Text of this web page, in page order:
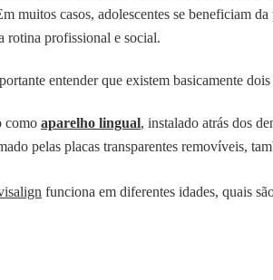
muitos casos, adolescentes se beneficiam
rotina profissional e social.
entender que existem basicamente
como aparelho lingual, instalado atrás dos
pelas placas transparentes removíveis,
funciona em diferentes idades, quais